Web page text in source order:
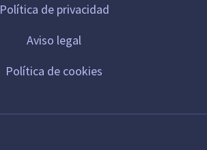
Política de privacidad
Aviso legal
Política de cookies